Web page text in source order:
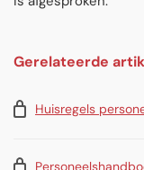
Gerelateerde
Huisregels